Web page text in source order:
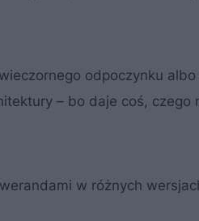
odpoczynku
– bo daje coś,
w różnych